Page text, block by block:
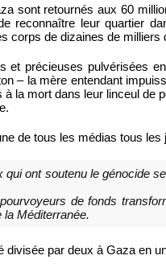
sont retournés aux 60
reconnaître leur quartier
corps de dizaines de
et précieuses pulvérisées
– la mère entendant
à la mort dans leur linceul de
de tous les médias tous les
ont soutenu le génocide
de fonds
Méditerranée.
divisée par deux à Gaza en